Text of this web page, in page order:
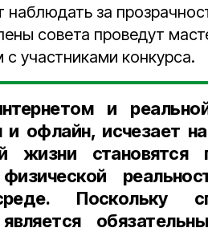
наблюдать за
совета проведут
участниками конкурса.
и
и офлайн, исчезает
становятся
Поскольку
является